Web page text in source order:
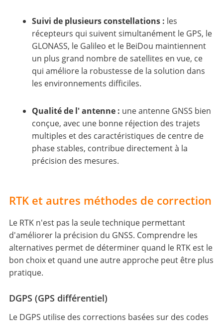
Suivi de plusieurs constellations : les
récepteurs qui suivent simultanément le GPS, le
GLONASS, le Galileo et le BeiDou maintiennent
un plus grand nombre de satellites en vue, ce
qui améliore la robustesse de la solution dans
les environnements difficiles.
Qualité de l' antenne : une antenne GNSS bien
conçue, avec une bonne réjection des trajets
multiples et des caractéristiques de centre de
phase stables, contribue directement à la
précision des mesures.
RTK et autres méthodes de correction
Le RTK n'est pas la seule technique permettant
d'améliorer la précision du GNSS. Comprendre les
alternatives permet de déterminer quand le RTK est le
bon choix et quand une autre approche peut être plus
pratique.
DGPS (GPS différentiel)
Le DGPS utilise des corrections basées sur des codes